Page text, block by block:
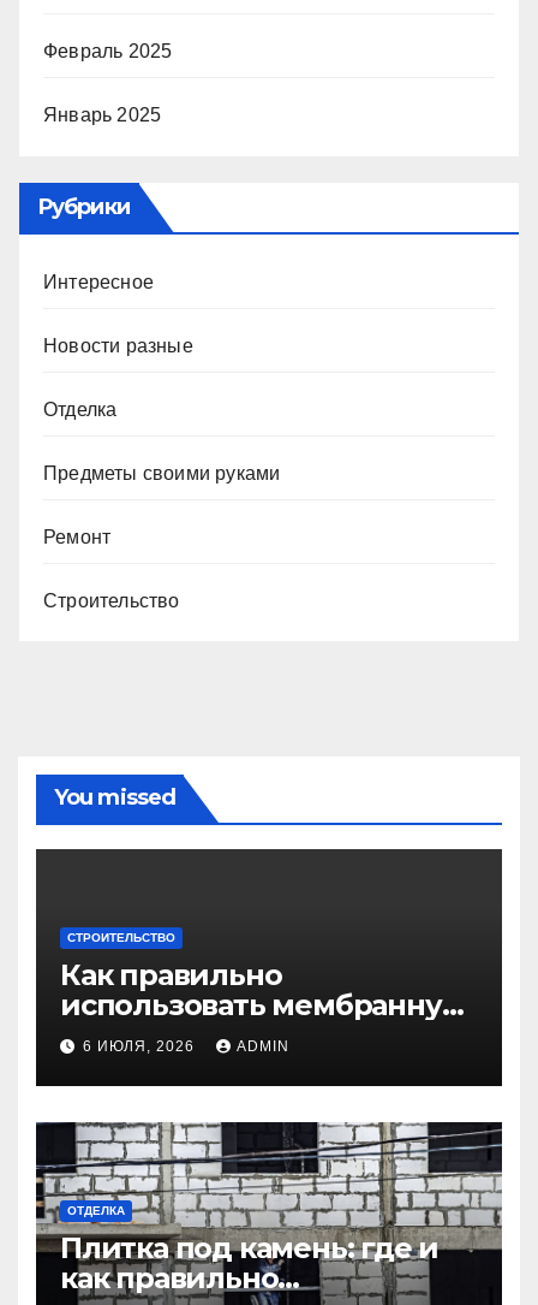
Февраль 2025
Январь 2025
Рубрики
Интересное
Новости разные
Отделка
Предметы своими руками
Ремонт
Строительство
You missed
СТРОИТЕЛЬСТВО
Как правильно
использовать мембранную
плёнку для
гидроизоляции крыши
дома
6 ИЮЛЯ, 2026 ADMIN
ОТДЕЛКА
Плитка под камень: где и
как правильно